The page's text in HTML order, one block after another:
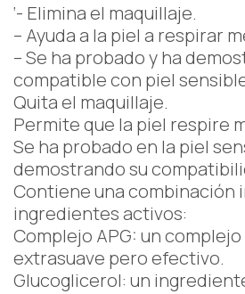
‘- Elimina el maquillaje.
– Ayuda a la piel a respirar
– Se ha probado y ha
compatible con piel
Quita el maquillaje.
Permite que la piel respire
Se ha probado en la piel
demostrando su
Contiene una combinación
ingredientes activos:
Complejo APG: un
extrasuave pero efectivo.
Glucoglicerol: un